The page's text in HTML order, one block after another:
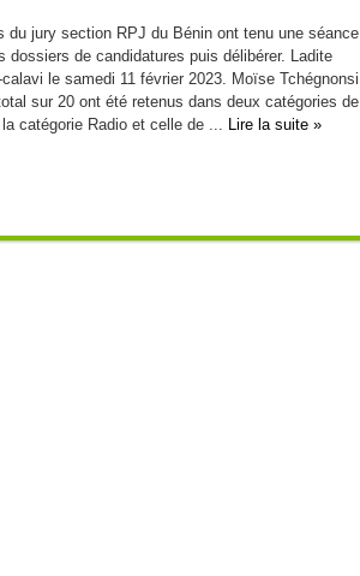
du jury section RPJ du Bénin ont tenu une séance
dossiers de candidatures puis délibérer. Ladite
le samedi 11 février 2023. Moïse Tchégnonsi
sur 20 ont été retenus dans deux catégories de
la catégorie Radio et celle de ... Lire la suite »